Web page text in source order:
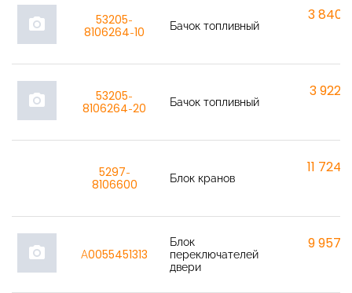
photo_camera
53205-
8106264-10
Бачок топливный
3
photo_camera
53205-
8106264-20
Бачок топливный
3
5297-
8106600
Блок кранов
11
photo_camera A0055451313
Блок
переключателей
двери
9